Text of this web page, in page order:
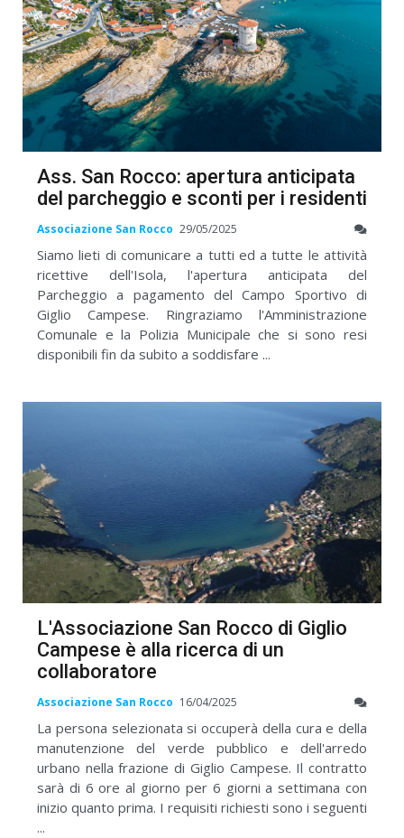
Ass. San Rocco: apertura anticipata
del parcheggio e sconti per i residenti
Associazione San Rocco 29/05/2025
Siamo lieti di comunicare a tutti ed a tutte le attività
ricettive dell'Isola, l'apertura anticipata del
Parcheggio a pagamento del Campo Sportivo di
Giglio Campese. Ringraziamo l'Amministrazione
Comunale e la Polizia Municipale che si sono resi
disponibili fin da subito a soddisfare ...
L'Associazione San Rocco di Giglio
Campese è alla ricerca di un
collaboratore
Associazione San Rocco 16/04/2025
La persona selezionata si occuperà della cura e della
manutenzione del verde pubblico e dell'arredo
urbano nella frazione di Giglio Campese. Il contratto
sarà di 6 ore al giorno per 6 giorni a settimana con
inizio quanto prima. I requisiti richiesti sono i seguenti
...